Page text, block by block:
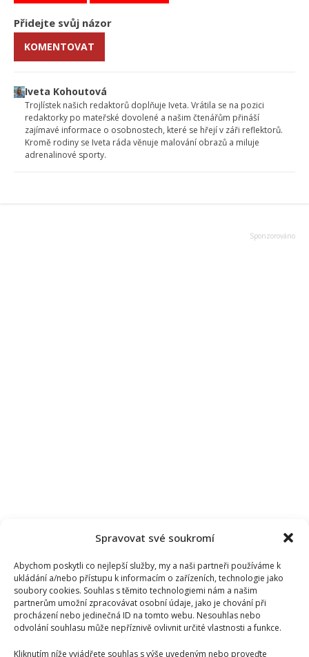
Spravovat své soukromí
Abychom poskytli co nejlepší služby, my a naši partneři používáme k
ukládání a/nebo přístupu k informacím o zařízeních, technologie jako
soubory cookies. Souhlas s těmito technologiemi nám a našim
partnerům umožní zpracovávat osobní údaje, jako je chování při
procházení nebo jedinečná ID na tomto webu. Nesouhlas nebo
odvolání souhlasu může nepříznivě ovlivnit určité vlastnosti a funkce.
Kliknutím níže vyjádřete souhlas s výše uvedeným nebo proveďte
Přidejte svůj názor
KOMENTOVAT
Iveta Kohoutová
Trojlístek našich redaktorů doplňuje Iveta. Vrátila se na pozici
redaktorky po mateřské dovolené a našim čtenářům přináší
zajímavé informace o osobnostech, které se hřejí v záři reflektorů.
Kromě rodiny se Iveta ráda věnuje malování obrazů a miluje
adrenalinové sporty.